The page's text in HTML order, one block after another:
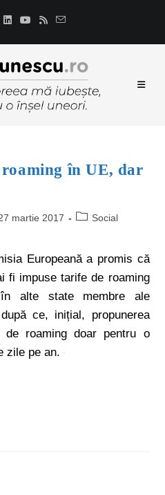
în UE, dar
martie 2017 Social
Europeană a promis că
fi impuse tarife de roaming
în alte state membre ale
ce, inițial, propunerea
de roaming doar pentru o
zile pe an.